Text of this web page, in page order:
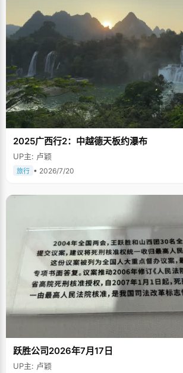
2025广西行2：中越德天板约瀑布
UP主: 卢颖
旅行 • 2026/7/20
跃胜公司2026年7月17日
UP主: 卢颖